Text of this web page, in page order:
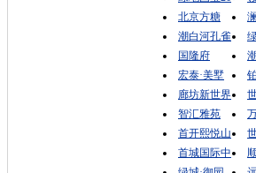
北京方糖
潮白河孔雀
国隆府
宏泰·美墅
廊坊新世界
智汇雅苑
首开熙悦山
首城国际中